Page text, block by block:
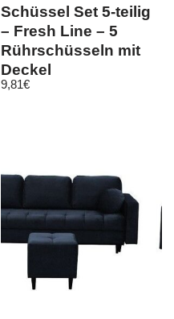
Schüssel Set 5-teilig
– Fresh Line – 5
Rührschüsseln mit
Deckel
9,81€